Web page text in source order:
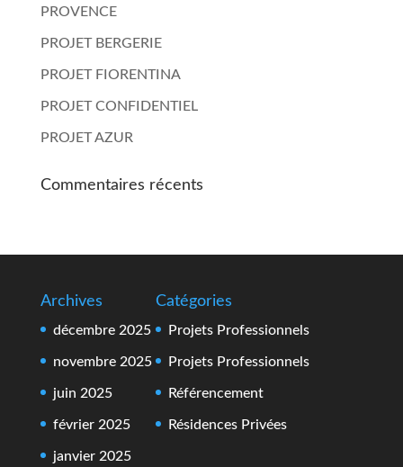
PROVENCE
PROJET BERGERIE
PROJET FIORENTINA
PROJET CONFIDENTIEL
PROJET AZUR
Commentaires récents
Archives
décembre 2025
novembre 2025
juin 2025
février 2025
janvier 2025
Catégories
Projets Professionnels
Projets Professionnels
Référencement
Résidences Privées